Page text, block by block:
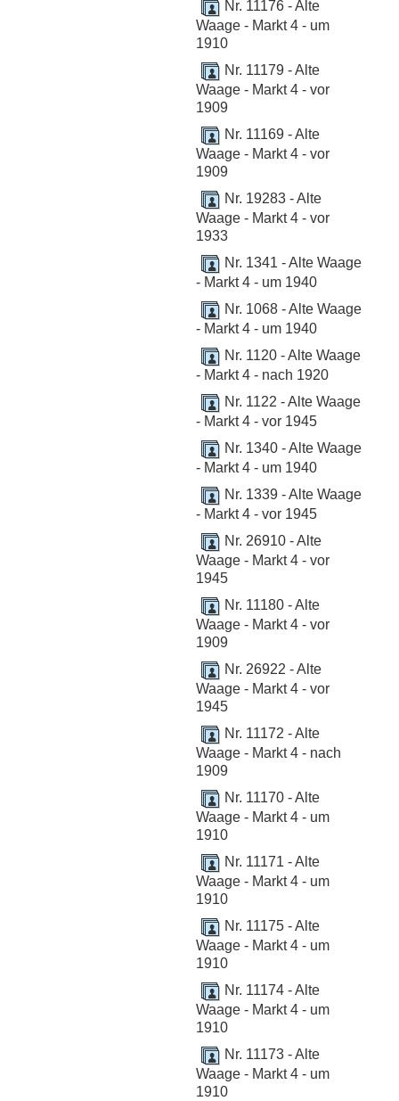
Nr. 11176 - Alte
Waage - Markt 4 - um
1910
Nr. 11179 - Alte
Waage - Markt 4 - vor
1909
Nr. 11169 - Alte
Waage - Markt 4 - vor
1909
Nr. 19283 - Alte
Waage - Markt 4 - vor
1933
Nr. 1341 - Alte Waage
- Markt 4 - um 1940
Nr. 1068 - Alte Waage
- Markt 4 - um 1940
Nr. 1120 - Alte Waage
- Markt 4 - nach 1920
Nr. 1122 - Alte Waage
- Markt 4 - vor 1945
Nr. 1340 - Alte Waage
- Markt 4 - um 1940
Nr. 1339 - Alte Waage
- Markt 4 - vor 1945
Nr. 26910 - Alte
Waage - Markt 4 - vor
1945
Nr. 11180 - Alte
Waage - Markt 4 - vor
1909
Nr. 26922 - Alte
Waage - Markt 4 - vor
1945
Nr. 11172 - Alte
Waage - Markt 4 - nach
1909
Nr. 11170 - Alte
Waage - Markt 4 - um
1910
Nr. 11171 - Alte
Waage - Markt 4 - um
1910
Nr. 11175 - Alte
Waage - Markt 4 - um
1910
Nr. 11174 - Alte
Waage - Markt 4 - um
1910
Nr. 11173 - Alte
Waage - Markt 4 - um
1910